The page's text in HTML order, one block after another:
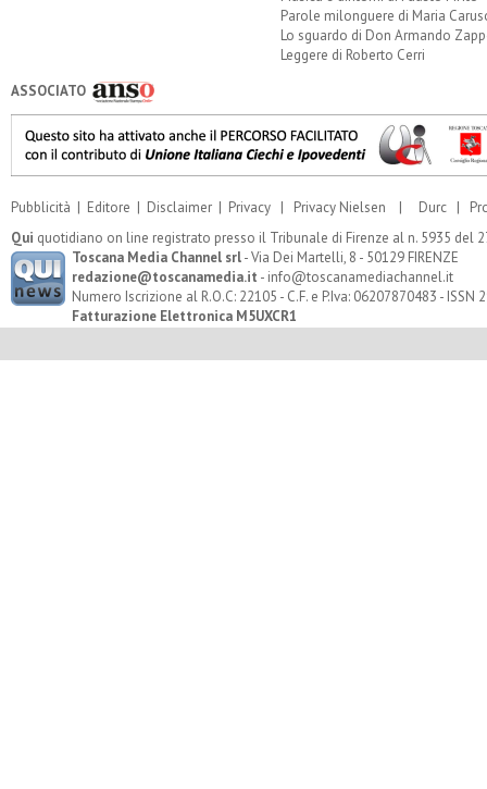
Parole milonguere di Maria
Lo sguardo di Don Armando
Leggere di Roberto Cerri
ASSOCIATO
Pubblicità | Editore | Disclaimer | Privacy | Privacy Nielsen | Durc |
Qui quotidiano on line registrato presso il Tribunale di Firenze al n. 5935 del
Toscana Media Channel srl- Via Dei Martelli, 8 - 50129 FIRENZE
redazione@toscanamedia.it - info@toscanamediachannel.it
Numero Iscrizione al R.O.C: 22105 - C.F. e P.Iva: 06207870483 - ISSN
Fatturazione Elettronica M5UXCR1